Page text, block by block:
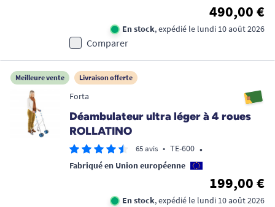
490,00 €
En stock, expédié le lundi 10 août 2026
Comparer
Meilleure vente Livraison offerte
Forta
Déambulateur ultra léger à 4 roues
ROLLATINO
65 avis • TE-600 •
Fabriqué en Union européenne
199,00 €
En stock, expédié le lundi 10 août 2026